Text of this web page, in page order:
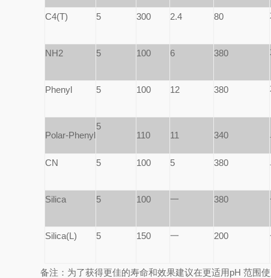
C4(T) 5 300 2.4 80
NH2 5 100 6 380
Phenyl 5 100 12 380
Polar-Phenyl
5
110
11 340
CN 5 100 5 380
Silica 5 100 一 380
Silica(L) 5 150 一 200
备注：为了获得更佳的寿命和效果建议在更适用pH 范围